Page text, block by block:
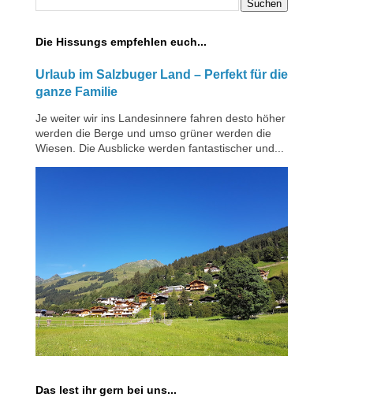
Die Hissungs empfehlen euch...
Urlaub im Salzbuger Land – Perfekt für die
ganze Familie
Je weiter wir ins Landesinnere fahren desto höher
werden die Berge und umso grüner werden die
Wiesen. Die Ausblicke werden fantastischer und...
Das lest ihr gern bei uns...